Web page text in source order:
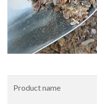
Product name